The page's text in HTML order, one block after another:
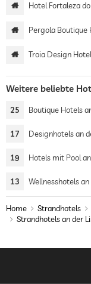
Hotel Fortaleza
Pergola Boutique
Troia Design Hotel
Weitere beliebte
25 Boutique Hotels
17 Designhotels an
19 Hotels mit Pool
13 Wellnesshotels
Home Strandhotels
Strandhotels an der